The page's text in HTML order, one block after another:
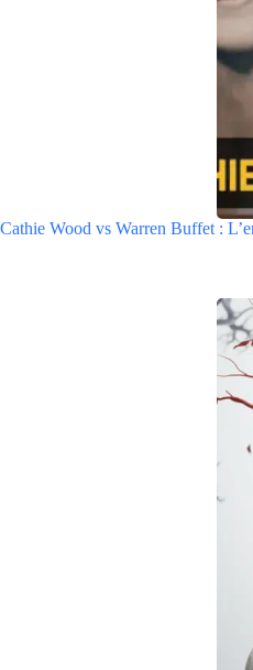
Cathie Wood vs Warren Buffet :